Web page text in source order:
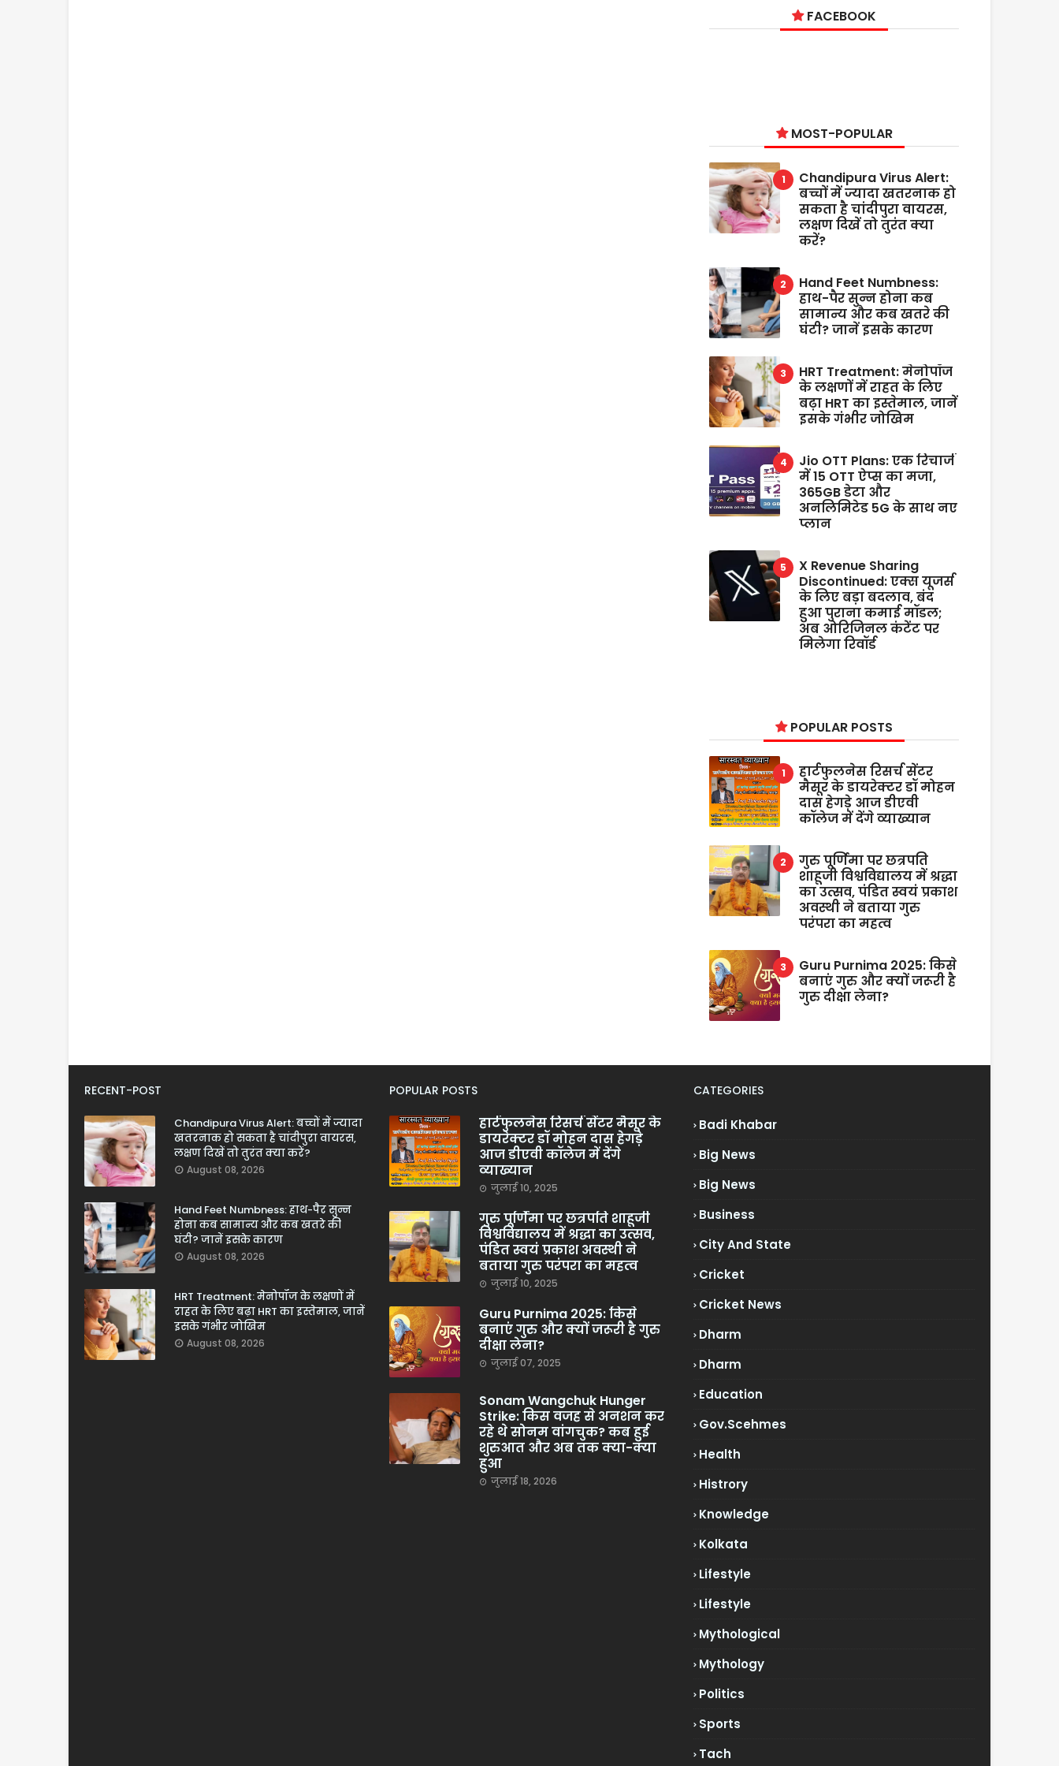
FACEBOOK
MOST-POPULAR
Chandipura Virus Alert:
बच्चों में ज्यादा खतरनाक हो
सकता है चांदीपुरा वायरस,
लक्षण दिखें तो तुरंत क्या
करें?
Hand Feet Numbness:
हाथ-पैर सुन्न होना कब
सामान्य और कब खतरे की
घंटी? जानें इसके कारण
HRT Treatment: मेनोपॉज
के लक्षणों में राहत के लिए
बढ़ा HRT का इस्तेमाल, जानें
इसके गंभीर जोखिम
Jio OTT Plans: एक रिचार्ज
में 15 OTT ऐप्स का मजा,
365GB डेटा और
अनलिमिटेड 5G के साथ नए
प्लान
X Revenue Sharing
Discontinued: एक्स यूजर्स
के लिए बड़ा बदलाव, बंद
हुआ पुराना कमाई मॉडल;
अब ओरिजिनल कंटेंट पर
मिलेगा रिवॉर्ड
POPULAR POSTS
हार्टफुलनेस रिसर्च सेंटर
मैसूर के डायरेक्टर डॉ मोहन
दास हेगड़े आज डीएवी
कॉलेज में देंगे व्याख्यान
गुरु पूर्णिमा पर छत्रपति
शाहूजी विश्वविद्यालय में श्रद्धा
का उत्सव, पंडित स्वयं प्रकाश
अवस्थी ने बताया गुरु
परंपरा का महत्व
Guru Purnima 2025: किसे
बनाएं गुरु और क्यों जरूरी है
गुरु दीक्षा लेना?
RECENT-POST
Chandipura Virus Alert: बच्चों में ज्यादा
खतरनाक हो सकता है चांदीपुरा वायरस,
लक्षण दिखें तो तुरंत क्या करें?
August 08, 2026
Hand Feet Numbness: हाथ-पैर सुन्न
होना कब सामान्य और कब खतरे की
घंटी? जानें इसके कारण
August 08, 2026
HRT Treatment: मेनोपॉज के लक्षणों में
राहत के लिए बढ़ा HRT का इस्तेमाल, जानें
इसके गंभीर जोखिम
August 08, 2026
POPULAR POSTS
हार्टफुलनेस रिसर्च सेंटर मैसूर के
डायरेक्टर डॉ मोहन दास हेगड़े
आज डीएवी कॉलेज में देंगे
व्याख्यान
जुलाई 10, 2025
गुरु पूर्णिमा पर छत्रपति शाहूजी
विश्वविद्यालय में श्रद्धा का उत्सव,
पंडित स्वयं प्रकाश अवस्थी ने
बताया गुरु परंपरा का महत्व
जुलाई 10, 2025
Guru Purnima 2025: किसे
बनाएं गुरु और क्यों जरूरी है गुरु
दीक्षा लेना?
जुलाई 07, 2025
Sonam Wangchuk Hunger
Strike: किस वजह से अनशन कर
रहे थे सोनम वांगचुक? कब हुई
शुरुआत और अब तक क्या-क्या
हुआ
जुलाई 18, 2026
CATEGORIES
Badi Khabar
Big News
Big News
Business
City And State
Cricket
Cricket News
Dharm
Dharm
Education
Gov.scehmes
Health
Histrory
Knowledge
Kolkata
Lifestyle
Lifestyle
Mythological
Mythology
Politics
Sports
Tach